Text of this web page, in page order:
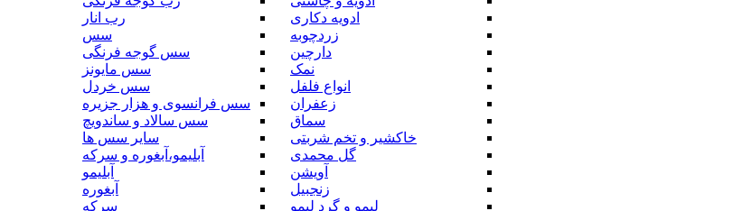
ادویه دکاری
زردچوبه
دارچین
نمک
انواع فلفل
زعفران
سماق
خاکشیر و تخم شربتی
گل محمدی
آویشن
زنجبیل
لیمو و گرد لیمو
رب انار
سس
سس گوجه فرنگی
سس مایونز
سس خردل
سس فرانسوی و هزار جزیره
سس سالاد و ساندویچ
سایر سس ها
آبلیمو،آبغوره و سرکه
آبلیمو
آبغوره
سرکه